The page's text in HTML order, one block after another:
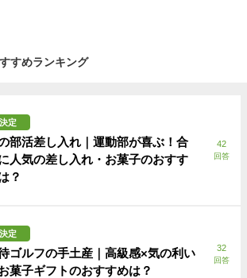
すめランキング
決定
部活差し入れ｜運動部が喜ぶ！合
人気の差し入れ・お菓子のおすす
？
42
回答
決定
ゴルフの手土産｜高級感×気の利い
菓子ギフトのおすすめは？
32
回答